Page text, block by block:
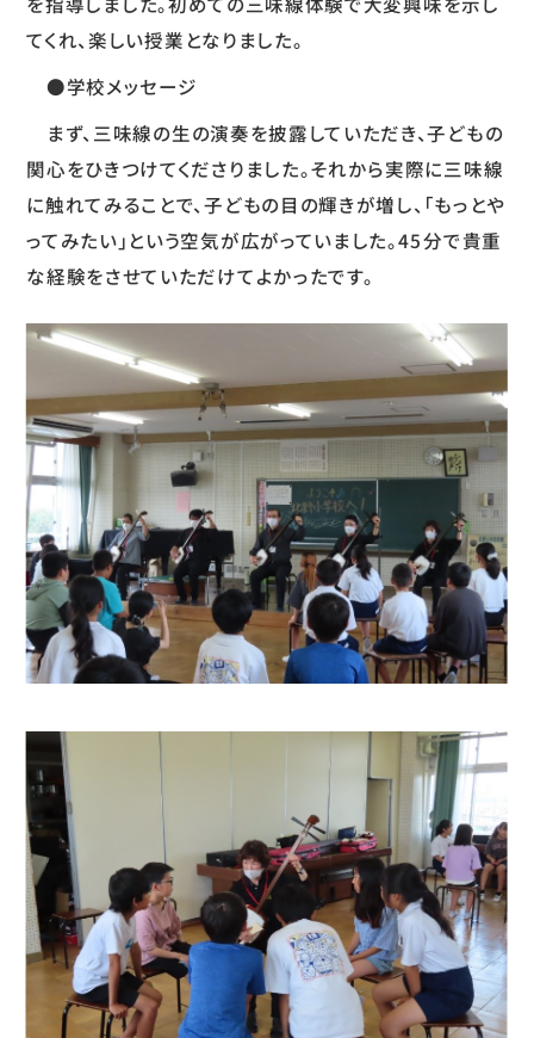
てくれ、楽しい授業となりました。
●学校メッセージ
まず、三味線の生の演奏を披露していただき、子どもの
関心をひきつけてくださりました。それから実際に三味線
に触れてみることで、子どもの目の輝きが増し、「もっとや
ってみたい」という空気が広がっていました。45分で貴重
な経験をさせていただけてよかったです。